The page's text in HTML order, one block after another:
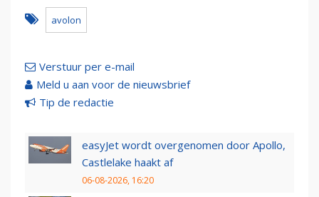
avolon
Verstuur per e-mail
Meld u aan voor de nieuwsbrief
Tip de redactie
easyJet wordt overgenomen door Apollo,
Castlelake haakt af
06-08-2026, 16:20